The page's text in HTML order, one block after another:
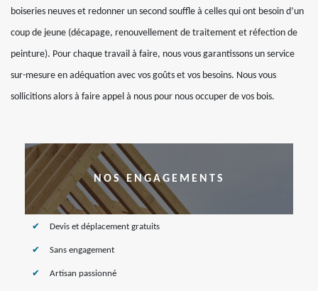
boiseries neuves et redonner un second souffle à celles qui ont besoin d’un
coup de jeune (décapage, renouvellement de traitement et réfection de
peinture). Pour chaque travail à faire, nous vous garantissons un service
sur-mesure en adéquation avec vos goûts et vos besoins. Nous vous
sollicitions alors à faire appel à nous pour nous occuper de vos bois.
NOS ENGAGEMENTS
Devis et déplacement gratuits
Sans engagement
Artisan passionné